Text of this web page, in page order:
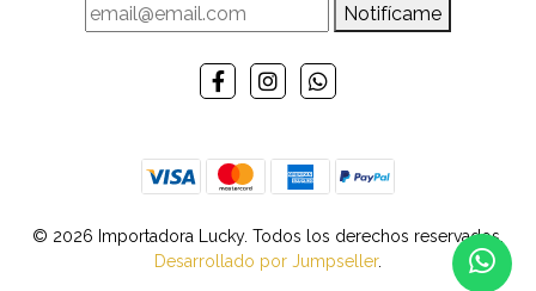
Notifícame
© 2026 Importadora Lucky. Todos los derechos reservados.
Desarrollado por Jumpseller.